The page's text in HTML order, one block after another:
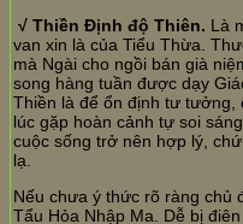
√ Thiền Định độ Thiên. Là
van xin là của Tiểu Thừa.
mà Ngài cho ngồi bán già
song hàng tuần được dạy
Thiền là để ổn định tư
lúc gặp hoàn cảnh tự soi
cuộc sống trở nên hợp lý,
lạ.
Nếu chưa ý thức rõ ràng chủ
Tẩu Hỏa Nhập Ma. Dễ bị